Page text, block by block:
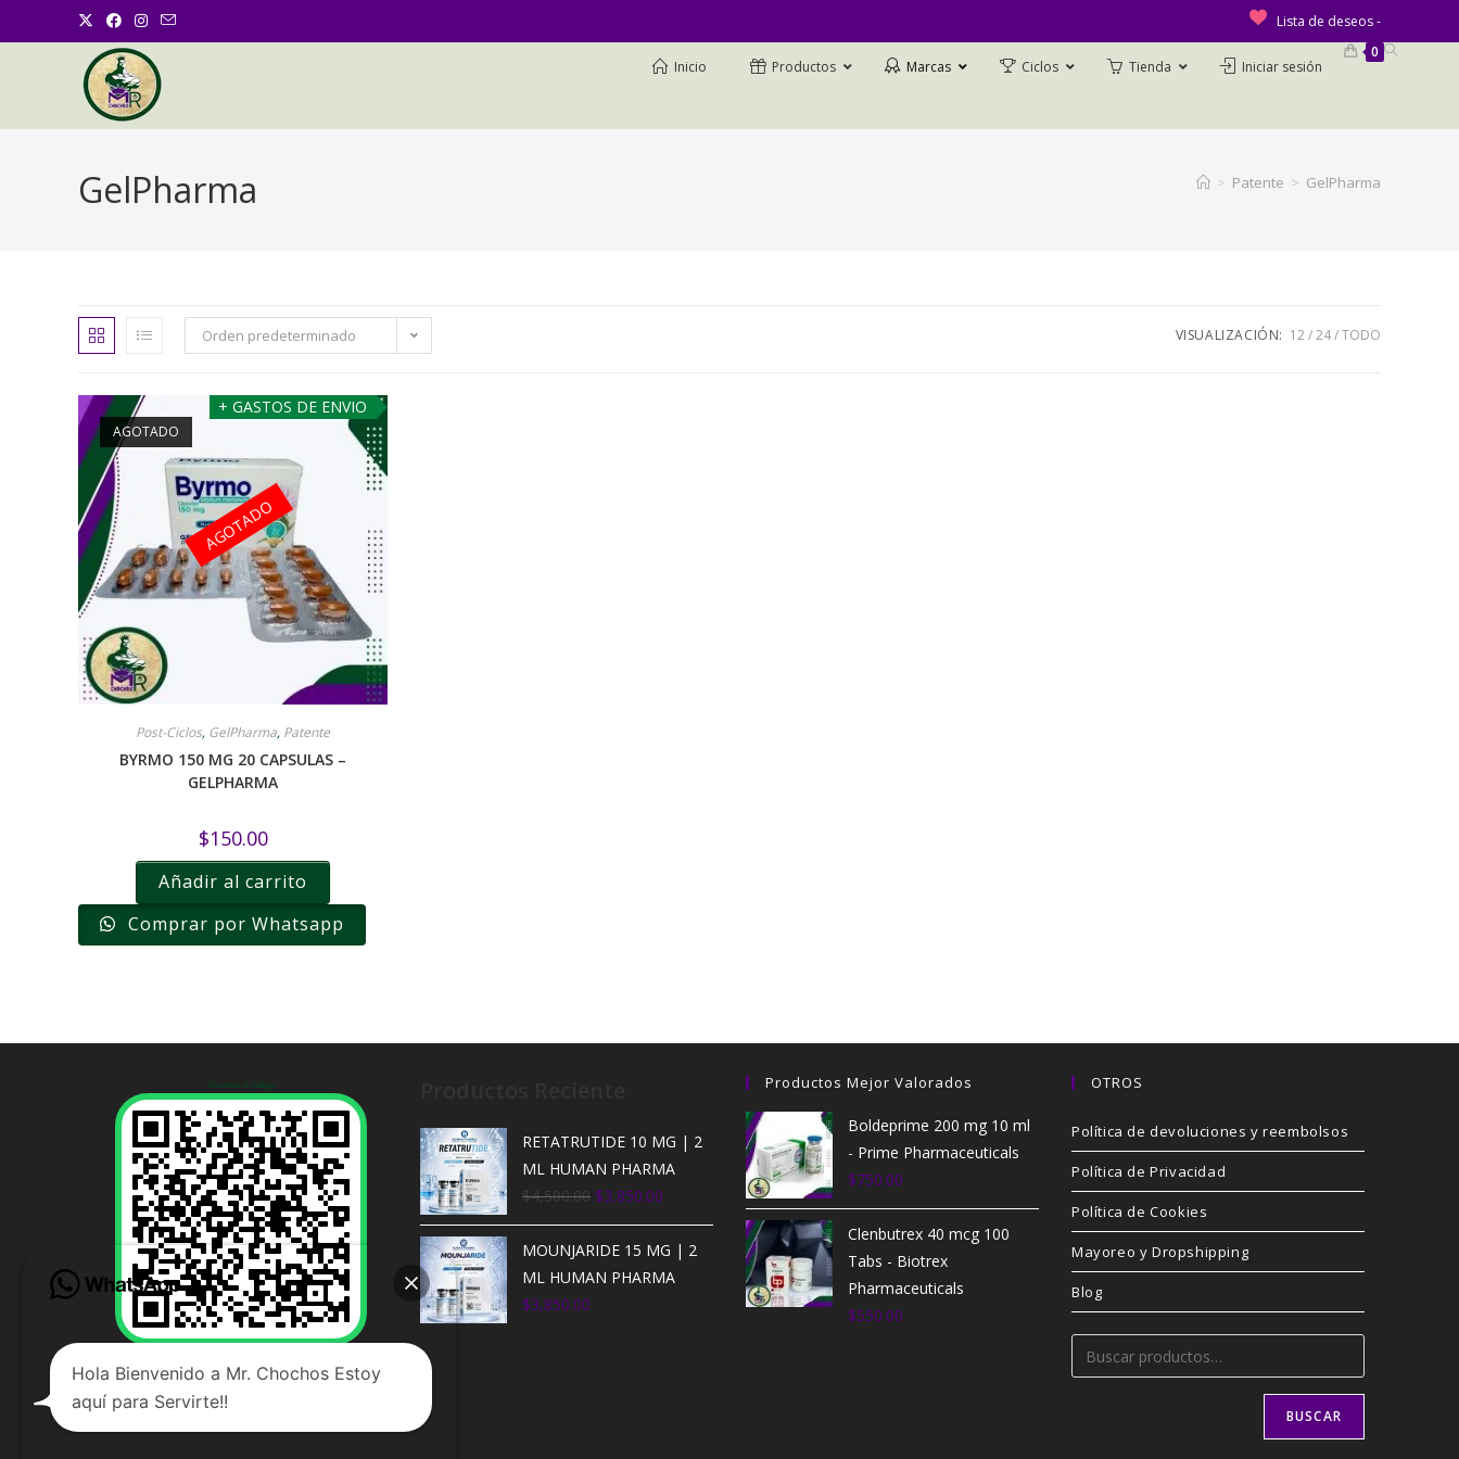
Lista de deseos -
Inicio Productos Marcas Ciclos Tienda Iniciar sesión
0
GelPharma > Patente > GelPharma
Orden predeterminado VISUALIZACIÓN: 12 24 TODO
+ GASTOS DE ENVIO
AGOTADO
Post-Ciclos, GelPharma, Patente
BYRMO 150 MG 20 CAPSULAS –
GELPHARMA
$150.00
Añadir al carrito
AGOTADO
Comprar por Whatsapp
Escanea el código
OPEN CHAT
RETATRUTIDE 10 MG | 2
ML HUMAN PHARMA
$4,500.00 $3,850.00
MOUNJARIDE 15 MG | 2
ML HUMAN PHARMA
$3,850.00
Productos Mejor Valorados
Boldeprime 200 mg 10 ml
- Prime Pharmaceuticals
$750.00
Clenbutrex 40 mcg 100
Tabs - Biotrex
Pharmaceuticals
$550.00
OTROS
Política de devoluciones y reembolsos
Política de Privacidad
Política de Cookies
Mayoreo y Dropshipping
Blog
BUSCAR
Hola Bienvenido a Mr. Chochos Estoy
aquí para Servirte!!